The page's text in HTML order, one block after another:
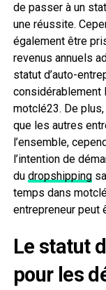
de passer à un
une réussite.
également être
revenus annuels
statut d’auto-
considérablement
motclé23. De
que les autres
l’ensemble,
l’intention de
du dropshipping
temps dans
entrepreneur peut
Le statut
pour les